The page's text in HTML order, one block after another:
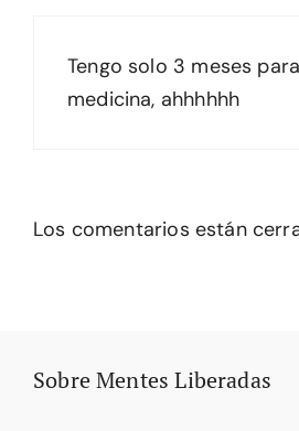
Tengo solo 3 meses
medicina, ahhhhhh
Los comentarios están
Sobre Mentes Liberadas